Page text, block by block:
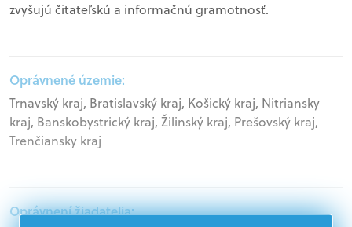
zvyšujú čitateľskú a informačnú gramotnosť.
Oprávnené územie:
Trnavský kraj, Bratislavský kraj, Košický kraj, Nitriansky
kraj, Banskobystrický kraj, Žilinský kraj, Prešovský kraj,
Trenčiansky kraj
Oprávnení žiadatelia: